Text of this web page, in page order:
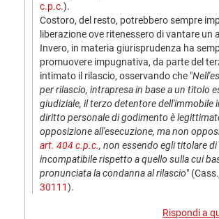
c.p.c.).
Costoro, del resto, potrebbero sempre
liberazione ove ritenessero di vantare un
Invero, in materia giurisprudenza ha
promuovere impugnativa, da parte del
intimato il rilascio, osservando che "
per rilascio, intrapresa in base a un titolo
giudiziale, il terzo detentore dell'immobile
diritto personale di godimento è
opposizione all'esecuzione, ma non
art. 404 c.p.c., non essendo egli titolare
incompatibile rispetto a quello sulla cui
pronunciata la condanna al rilascio" (Cass.
30111).
Rispondi a